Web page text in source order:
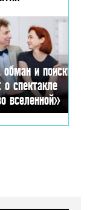
и поиски
о спектакле
вселенной»